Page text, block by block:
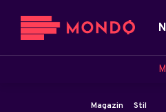
Magazin Stil